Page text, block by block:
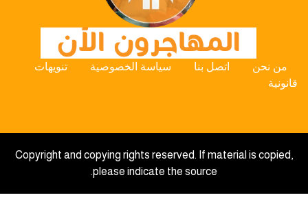
من نحن اتصل بنا سياسة الخصوصية
تنويهات
قانونية
Copyright and copying rights reserved. If material is copied,
please indicate the source.